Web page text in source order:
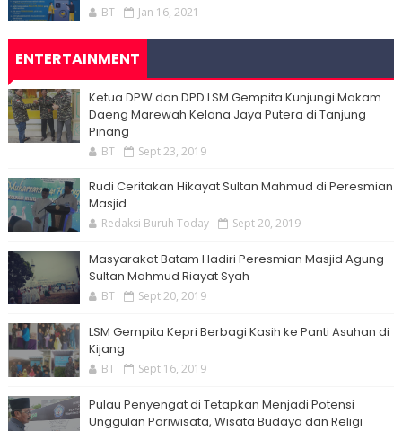
BT Jan 16, 2021
ENTERTAINMENT
Ketua DPW dan DPD LSM Gempita Kunjungi Makam
Daeng Marewah Kelana Jaya Putera di Tanjung
Pinang
BT Sept 23, 2019
Rudi Ceritakan Hikayat Sultan Mahmud di Peresmian
Masjid
Redaksi Buruh Today Sept 20, 2019
Masyarakat Batam Hadiri Peresmian Masjid Agung
Sultan Mahmud Riayat Syah
BT Sept 20, 2019
LSM Gempita Kepri Berbagi Kasih ke Panti Asuhan di
Kijang
BT Sept 16, 2019
Pulau Penyengat di Tetapkan Menjadi Potensi
Unggulan Pariwisata, Wisata Budaya dan Religi